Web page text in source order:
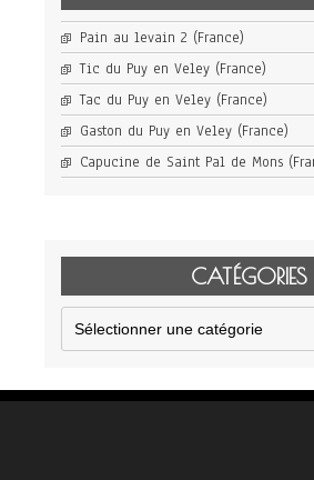
Pain au levain 2 (France)
Tic du Puy en Veley (France)
Tac du Puy en Veley (France)
Gaston du Puy en Veley (France)
Capucine de Saint Pal de Mons
CATÉGORIES
Catégories